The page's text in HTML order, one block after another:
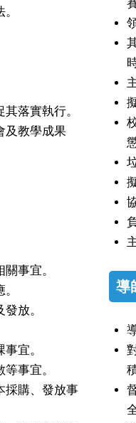
落實執行。
及教學成果
事宜。
放。
宜。
事宜。
採購、發放事
導